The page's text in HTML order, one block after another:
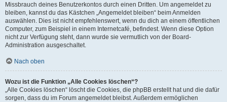
Missbrauch deines Benutzerkontos durch einen Dritten. Um angemeldet zu
bleiben, kannst du das Kästchen „Angemeldet bleiben“ beim Anmelden
auswählen. Dies ist nicht empfehlenswert, wenn du dich an einem öffentlichen
Computer, zum Beispiel in einem Internetcafé, befindest. Wenn diese Option
nicht zur Verfügung steht, dann wurde sie vermutlich von der Board-
Administration ausgeschaltet.
Nach oben
Wozu ist die Funktion „Alle Cookies löschen“?
„Alle Cookies löschen“ löscht die Cookies, die phpBB erstellt hat und die dafür
sorgen, dass du im Forum angemeldet bleibst. Außerdem ermöglichen